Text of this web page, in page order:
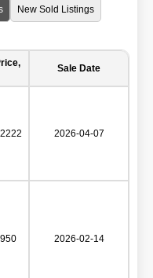
New Sold Listings
Sale Date
2026-04-07
2026-02-14